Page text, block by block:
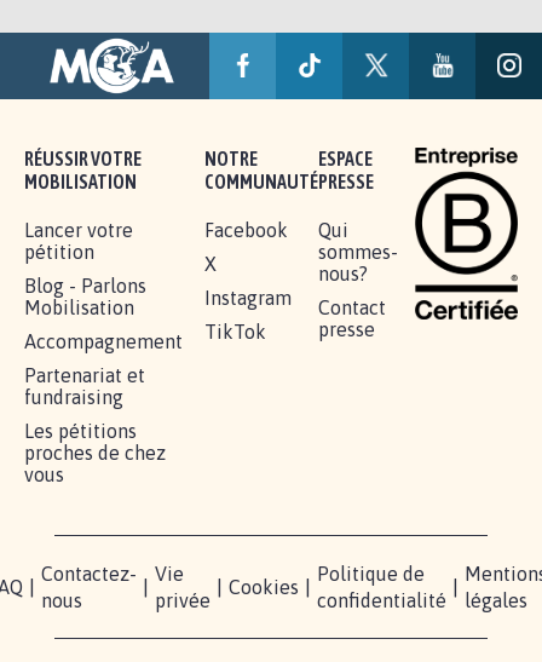
RÉUSSIR VOTRE
MOBILISATION
Lancer votre
pétition
Blog - Parlons
Mobilisation
Accompagnement
Partenariat et
fundraising
Les pétitions
proches de chez
vous
NOTRE
COMMUNAUTÉ
Facebook
X
Instagram
TikTok
ESPACE
PRESSE
Qui
sommes-
nous?
Contact
presse
Contactez-
nous
Vie
privée
Cookies
Politique de
confidentialité
légales